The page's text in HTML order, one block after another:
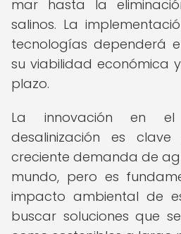
mar hasta la
salinos. La
tecnologías dependerá
su viabilidad económica
plazo.
La innovación en
desalinización es
creciente demanda de
mundo, pero es
impacto ambiental de
buscar soluciones que